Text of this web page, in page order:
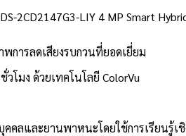
2CD2147G3-LIY 4 MP Smart
การลดเสียงรบกวนที่ยอดเยี่ยม
โมง ด้วยเทคโนโลยี ColorVu
คลและยานพาหนะโดยใช้การเรียนรู้เชิ